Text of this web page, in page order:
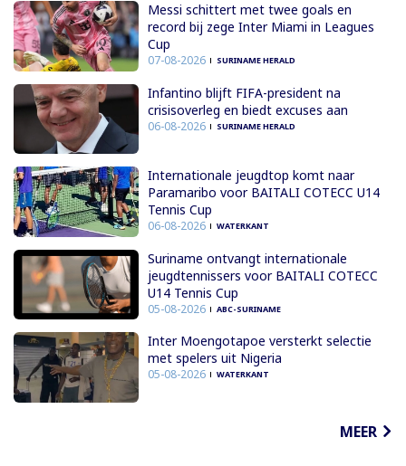
Messi schittert met twee goals en
record bij zege Inter Miami in Leagues
Cup
07-08-2026 SURINAME HERALD
Infantino blijft FIFA-president na
crisisoverleg en biedt excuses aan
06-08-2026 SURINAME HERALD
Internationale jeugdtop komt naar
Paramaribo voor BAITALI COTECC U14
Tennis Cup
06-08-2026 WATERKANT
Suriname ontvangt internationale
jeugdtennissers voor BAITALI COTECC
U14 Tennis Cup
05-08-2026 ABC-SURINAME
Inter Moengotapoe versterkt selectie
met spelers uit Nigeria
05-08-2026 WATERKANT
MEER